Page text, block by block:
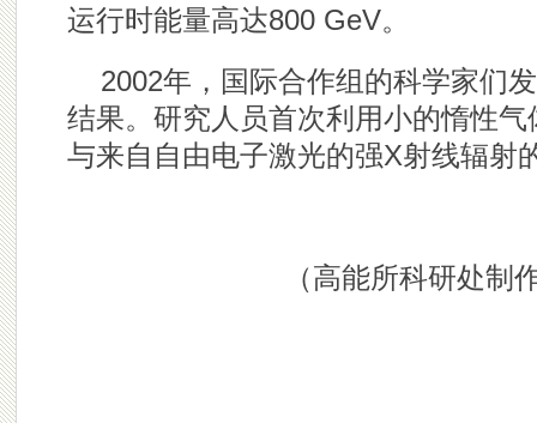
运行时能量高达800 GeV。
2002年，国际合作组的科学家们
结果。研究人员首次利用小的惰性
与来自自由电子激光的强X射线辐射
（高能所科研处制